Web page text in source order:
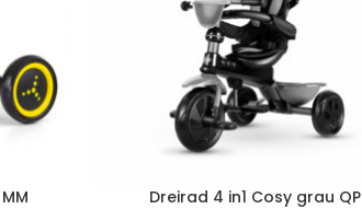
Dreirad 4 in1 Cosy grau QP